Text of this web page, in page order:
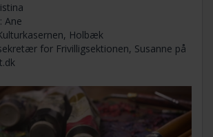
: Ane
Holbæk
for Frivilligsektionen, Susanne på